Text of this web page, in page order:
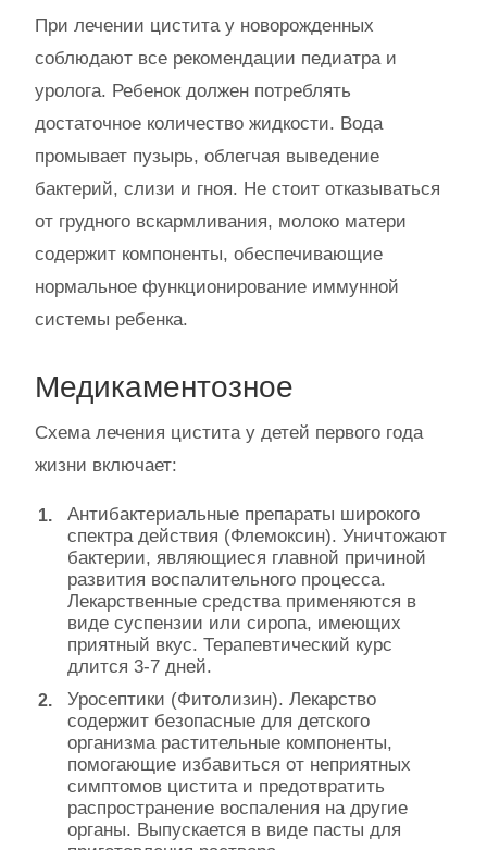
При лечении цистита у новорожденных
соблюдают все рекомендации педиатра и
уролога. Ребенок должен потреблять
достаточное количество жидкости. Вода
промывает пузырь, облегчая выведение
бактерий, слизи и гноя. Не стоит отказываться
от грудного вскармливания, молоко матери
содержит компоненты, обеспечивающие
нормальное функционирование иммунной
системы ребенка.
Медикаментозное
Схема лечения цистита у детей первого года
жизни включает:
Антибактериальные препараты широкого
спектра действия (Флемоксин). Уничтожают
бактерии, являющиеся главной причиной
развития воспалительного процесса.
Лекарственные средства применяются в
виде суспензии или сиропа, имеющих
приятный вкус. Терапевтический курс
длится 3-7 дней.
Уросептики (Фитолизин). Лекарство
содержит безопасные для детского
организма растительные компоненты,
помогающие избавиться от неприятных
симптомов цистита и предотвратить
распространение воспаления на другие
органы. Выпускается в виде пасты для